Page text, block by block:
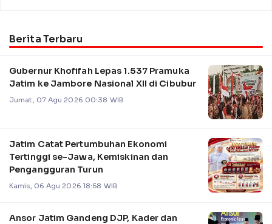
Berita Terbaru
Gubernur Khofifah Lepas 1.537 Pramuka
Jatim ke Jambore Nasional XII di Cibubur
Jumat, 07 Agu 2026 00:38 WIB
Jatim Catat Pertumbuhan Ekonomi
Tertinggi se-Jawa, Kemiskinan dan
Pengangguran Turun
Kamis, 06 Agu 2026 18:58 WIB
Ansor Jatim Gandeng DJP, Kader dan